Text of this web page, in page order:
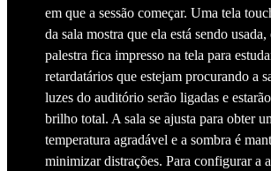
em que a sessão começar. Uma tela
da sala mostra que ela está sendo
palestra fica impresso na tela para
retardatários que estejam procurando a
luzes do auditório serão ligadas e
brilho total. A sala se ajusta para obter
temperatura agradável e a sombra é
minimizar distrações. Para configurar a